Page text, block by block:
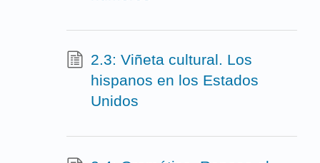
2.3: Viñeta cultural. Los
hispanos en los Estados
Unidos